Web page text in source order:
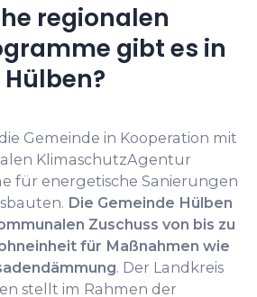
regionalen
gibt es in
Hülben?
Gemeinde in Kooperation mit
KlimaschutzAgentur
für energetische Sanierungen
Die Gemeinde Hülben
Zuschuss von bis zu
für Maßnahmen wie
. Der Landkreis
stellt im Rahmen der